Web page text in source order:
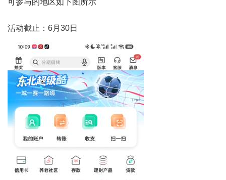
可参与的地区如下图所示
活动截止：6月30日